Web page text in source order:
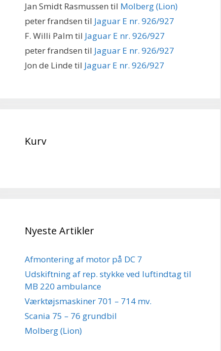
Jan Smidt Rasmussen til Molberg (Lion)
peter frandsen til Jaguar E nr. 926/927
F. Willi Palm til Jaguar E nr. 926/927
peter frandsen til Jaguar E nr. 926/927
Jon de Linde til Jaguar E nr. 926/927
Kurv
Nyeste Artikler
Afmontering af motor på DC 7
Udskiftning af rep. stykke ved luftindtag til
MB 220 ambulance
Værktøjsmaskiner 701 – 714 mv.
Scania 75 – 76 grundbil
Molberg (Lion)